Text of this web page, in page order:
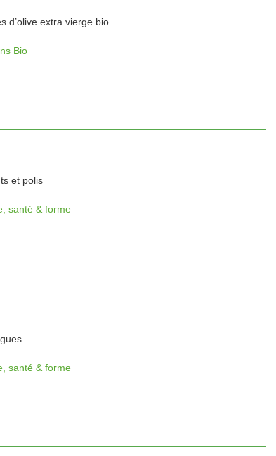
d’olive extra vierge bio
Bio
et polis
santé & forme
santé & forme